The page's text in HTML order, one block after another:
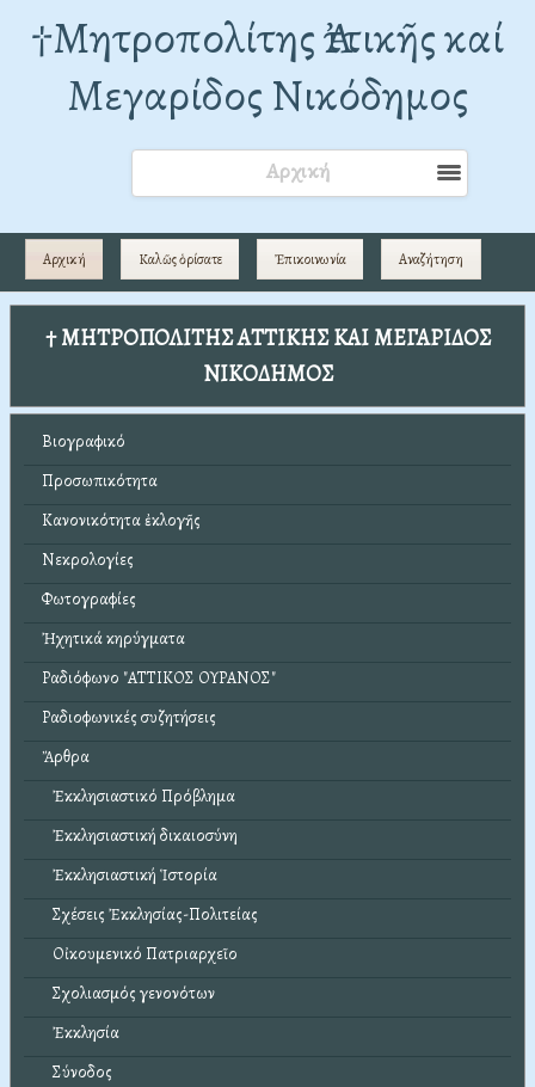
†Mητροπολίτης Ἀττικῆς καί
Μεγαρίδος Νικόδημος
Αρχική
Αρχική Καλῶς ὁρίσατε Ἐπικοινωνία Αναζήτηση
† ΜΗΤΡΟΠΟΛΙΤΗΣ ΑΤΤΙΚΗΣ ΚΑΙ ΜΕΓΑΡΙΔΟΣ
ΝΙΚΟΔΗΜΟΣ
Βιογραφικό
Προσωπικότητα
Κανονικότητα ἐκλογῆς
Νεκρολογίες
Φωτογραφίες
Ἠχητικά κηρύγματα
Ραδιόφωνο "ΑΤΤΙΚΟΣ ΟΥΡΑΝΟΣ"
Ραδιοφωνικές συζητήσεις
Ἄρθρα
Ἐκκλησιαστικό Πρόβλημα
Ἐκκλησιαστική δικαιοσύνη
Ἐκκλησιαστική Ἱστορία
Σχέσεις Ἐκκλησίας-Πολιτείας
Οἰκουμενικό Πατριαρχεῖο
Σχολιασμός γενονότων
Ἐκκλησία
Σύνοδος